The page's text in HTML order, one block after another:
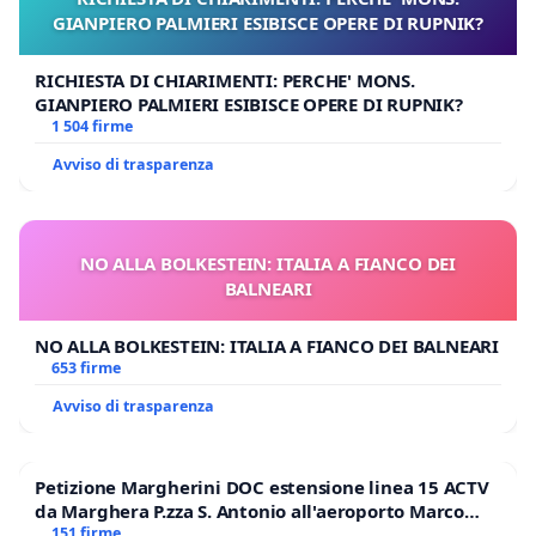
seguente studio canonico:
PREMESSO IN FACTO ET IN IURE
che la Costituzione Apostolica Universi Dominici Gregis
l’elezione del Romano Pontefice;
che, ai sensi del can. 332 §1 CIC, l’acquisizione del
munus petrinum è subordinata ad validitatem alla
che i cann. 124–125 CIC sanciscono i requisiti essenziali
di validità degli atti giuridici, la cui carenza comporta
che, nell’anno 2025, si è svolto un Conclave dal quale è
derivata l’attuale titolarità dell’ufficio petrino;
GIANPIERO PALMIERI ESIBISCE OPERE DI RUPNIK?
RICHIESTA DI CHIARIMENTI: PERCHE' MONS.
GIANPIERO PALMIERI ESIBISCE OPERE DI RUPNIK?
1 504 firme
Avviso di trasparenza
NO ALLA BOLKESTEIN: ITALIA A FIANCO DEI
BALNEARI
NO ALLA BOLKESTEIN: ITALIA A FIANCO DEI BALNEARI
653 firme
Avviso di trasparenza
Petizione Margherini DOC estensione linea 15 ACTV
da Marghera P.zza S. Antonio all'aeroporto Marco